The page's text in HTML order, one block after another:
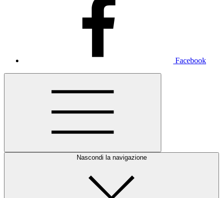
Facebook
Nascondi la navigazione